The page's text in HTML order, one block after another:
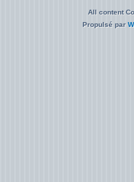
All content
Propulsé par